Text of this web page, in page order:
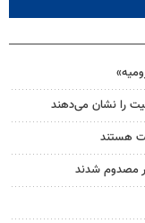
را نشان می‌دهند
هستند